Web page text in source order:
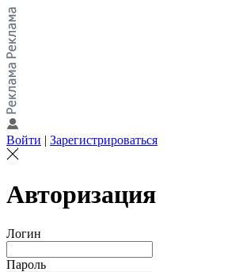
Войти | Зарегистрироваться
Авторизация
Логин
Пароль